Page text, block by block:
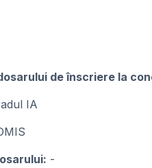
de înscriere la
IA
-